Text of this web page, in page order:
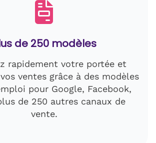
de 250 modèles
rapidement votre portée et
ventes grâce à des modèles
pour Google, Facebook,
de 250 autres canaux de
vente.